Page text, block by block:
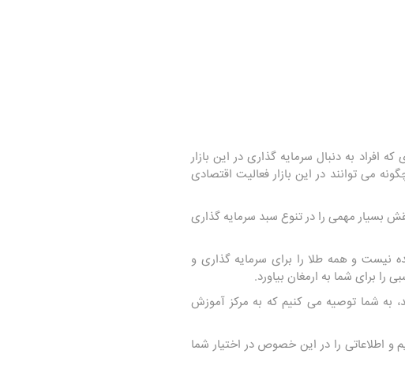
افراد به دنبال سرمایه گذاری در این بازار
می توانند در این بازار فعالیت اقتصادی
نقش بسیار مهمی را در تنوع سبد سرمایه گذاری
نیست و همه طلا را برای سرمایه گذاری و
را برای شما به ارمغان بیاورد.
به شما توصیه می کنیم که به مرکز آموزش
و اطلاعاتی را در این خصوص در اختیار شما